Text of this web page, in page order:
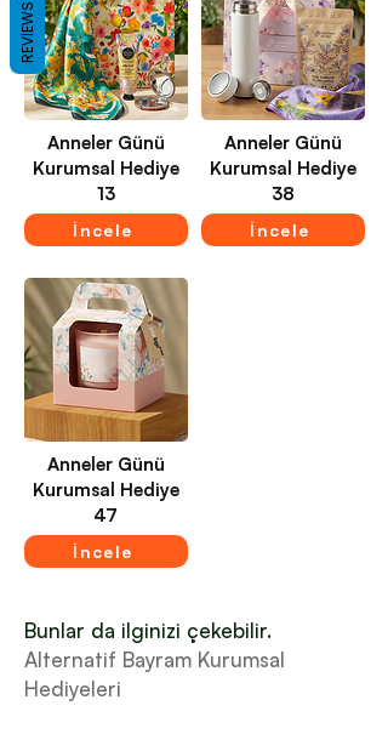
Anneler Günü
Kurumsal Hediye
13
İncele
Anneler Günü
Kurumsal Hediye
47
İncele
Anneler Günü
Kurumsal Hediye
38
İncele
Bunlar da ilginizi çekebilir.
Alternatif Bayram Kurumsal
Hediyeleri
REVIEWS